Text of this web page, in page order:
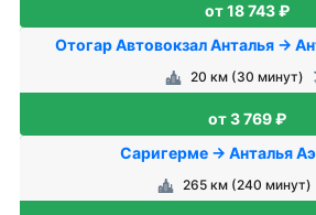
от 18 743 ₽
Отогар Автовокзал Анталья →
20 км (30 минут)
от 3 769 ₽
Саригерме → Анталья
265 км (240 минут)